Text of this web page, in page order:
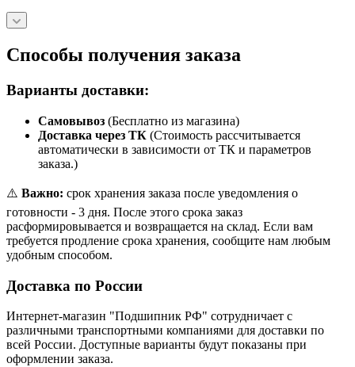
Способы получения заказа
Варианты доставки:
Самовывоз (Бесплатно из магазина)
Доставка через ТК (Стоимость рассчитывается
автоматически в зависимости от ТК и параметров
заказа.)
⚠️ Важно: срок хранения заказа после уведомления о
готовности - 3 дня. После этого срока заказ
расформировывается и возвращается на склад. Если вам
требуется продление срока хранения, сообщите нам любым
удобным способом.
Доставка по России
Интернет-магазин "Подшипник РФ" сотрудничает с
различными транспортными компаниями для доставки по
всей России. Доступные варианты будут показаны при
оформлении заказа.